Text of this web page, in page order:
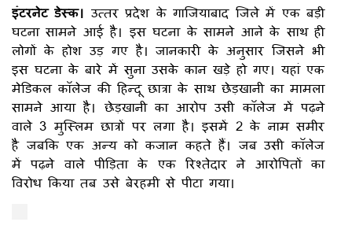
इंटरनेट डेस्क। उत्तर प्रदेश के गाजियाबाद जिले में एक बड़ी
घटना सामने आई है। इस घटना के सामने आने के साथ ही
लोगों के होश उड़ गए है। जानकारी के अनुसार जिसने भी
इस घटना के बारे में सुना उसके कान खड़े हो गए। यहां एक
मेडिकल कॉलेज की हिन्दू छात्रा के साथ छेड़खानी का मामला
सामने आया है। छेड़खानी का आरोप उसी कॉलेज में पढ़ने
वाले 3 मुस्लिम छात्रों पर लगा है। इसमें 2 के नाम समीर
है जबकि एक अन्य को कजान कहते हैं। जब उसी कॉलेज
में पढ़ने वाले पीड़िता के एक रिश्तेदार ने आरोपितों का
विरोध किया तब उसे बेरहमी से पीटा गया।